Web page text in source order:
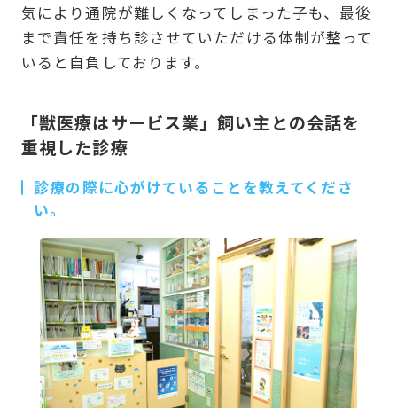
気により通院が難しくなってしまった子も、最後
まで責任を持ち診させていただける体制が整って
いると自負しております。
「獣医療はサービス業」飼い主との会話を
重視した診療
診療の際に心がけていることを教えてくださ
い。